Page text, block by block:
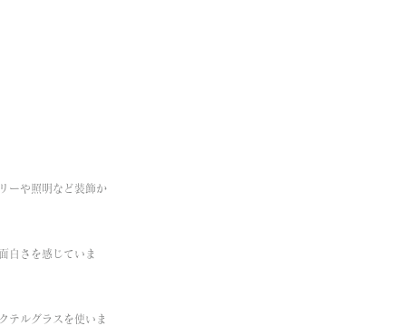
ーや照明など装飾か
白さを感じていま
テルグラスを使いま